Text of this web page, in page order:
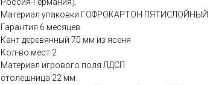
Россия-Германия).
Материал упаковки ГОФРОКАРТОН ПЯТИСЛОЙНЫЙ
Гарантия 6 месяцев
Кант деревянный 70 мм из ясеня
Кол-во мест 2
Материал игрового поля ЛДСП
столешница 22 мм